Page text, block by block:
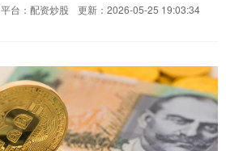
平台：配资炒股
更新：2026-05-25 19:03:34